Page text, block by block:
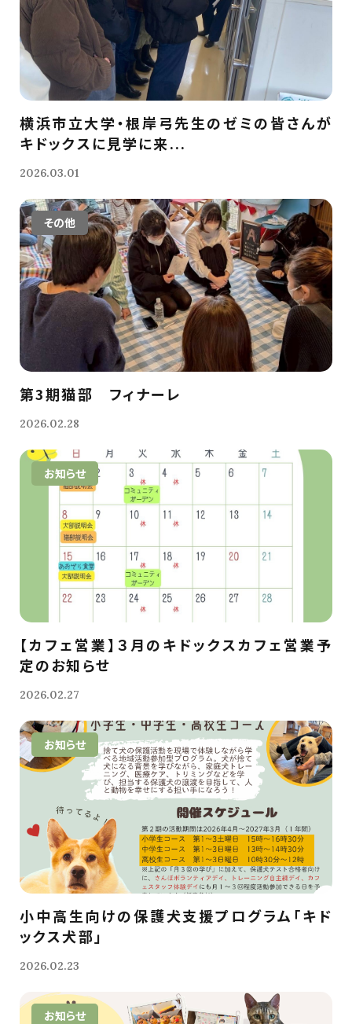
横浜市立大学・根岸弓先生のゼミの皆さんが
キドックスに見学に来...
2026.03.01
その他
第3期猫部 フィナーレ
2026.02.28
お知らせ
【カフェ営業】３月のキドックスカフェ営業予
定のお知らせ
2026.02.27
お知らせ
小中高生向けの保護犬支援プログラム「キド
ックス犬部」
2026.02.23
お知らせ